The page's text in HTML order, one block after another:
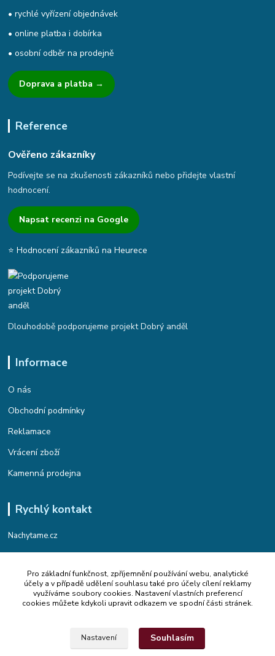
• rychlé vyřízení objednávek
• online platba i dobírka
• osobní odběr na prodejně
Doprava a platba →
Reference
Ověřeno zákazníky
Podívejte se na zkušenosti zákazníků nebo přidejte vlastní
hodnocení.
Napsat recenzi na Google
⭐ Hodnocení zákazníků na Heurece
Dlouhodobě podporujeme projekt Dobrý anděl
Informace
O nás
Obchodní podmínky
Reklamace
Vrácení zboží
Kamenná prodejna
Rychlý kontakt
Nachytame.cz
Telefon : +420 774 912 435
(Po-Pá, 9:00-17:00 hod.)
Email : info@nachytame.cz
Pro základní funkčnost, zpříjemnění používání webu, analytické
účely a v případě udělení souhlasu také pro účely cílení reklamy
využíváme soubory cookies. Nastavení vlastních preferencí
cookies můžete kdykoli upravit odkazem ve spodní části stránek.
Nastavení Souhlasím